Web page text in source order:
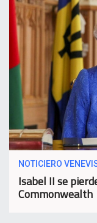
NOTICIERO
Isabel II se
Commonwealth